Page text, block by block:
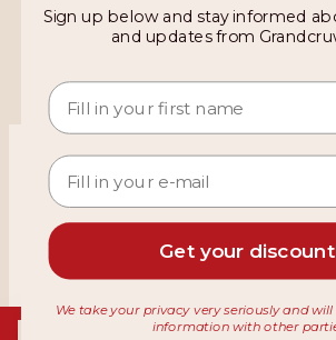
Information
Based on 4021
466 reviews over
Sign up below and stay informed
and updates from
Get your
We take your privacy very seriously and
information with other